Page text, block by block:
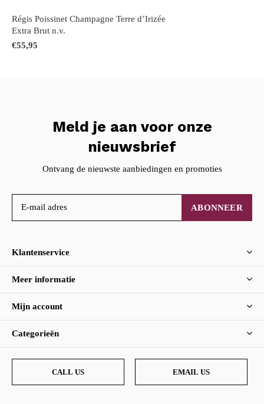
Régis Poissinet Champagne Terre d’Irizée
Extra Brut n.v.
€55,95
Meld je aan voor onze
nieuwsbrief
Ontvang de nieuwste aanbiedingen en promoties
ABONNEER
Klantenservice
Meer informatie
Mijn account
Categorieën
CALL US EMAIL US